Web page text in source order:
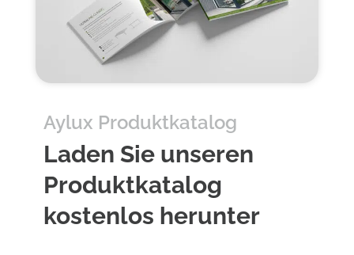
Aylux Produktkatalog
Laden Sie unseren
Produktkatalog
kostenlos herunter